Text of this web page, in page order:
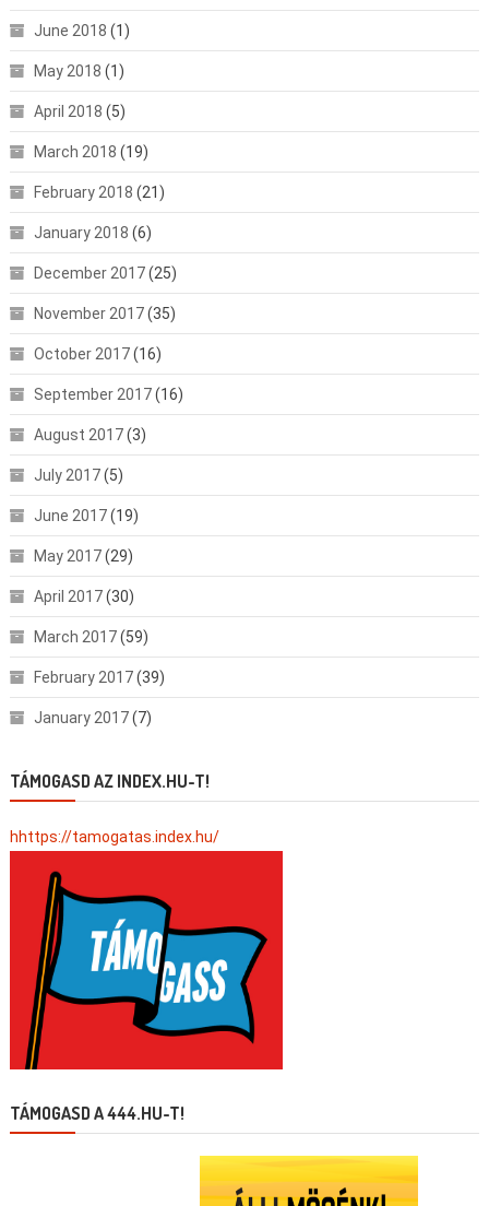
June 2018 (1)
May 2018 (1)
April 2018 (5)
March 2018 (19)
February 2018 (21)
January 2018 (6)
December 2017(25)
November 2017(35)
October 2017(16)
September 2017(16)
August 2017(3)
July 2017(5)
June 2017(19)
May 2017(29)
April 2017(30)
March 2017(59)
February 2017(39)
January 2017(7)
TÁMOGASD AZ INDEX.HU-T!
hhttps://tamogatas.index.hu/
TÁMOGASD A 444.HU-T!